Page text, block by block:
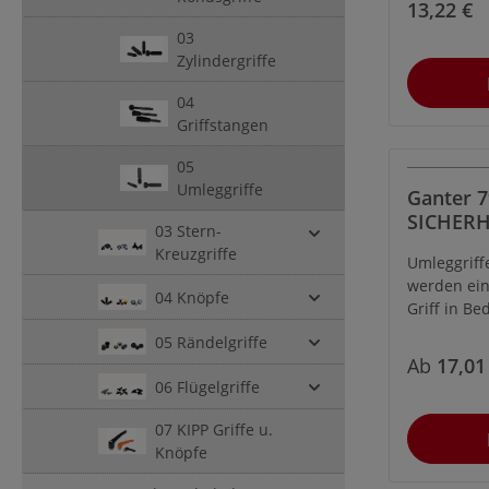
03
Zylindergriffe
04
Griffstangen
05
Umleggriffe
03 Stern-
Kreuzgriffe
04 Knöpfe
05 Rändelgriffe
06 Flügelgriffe
07 KIPP Griffe u.
Knöpfe
Bohrung
montiert
konische
gute
wodurch
Haptik
13,22 €
Ganter
werden
Griff in
den Griff
bringen,
90°
axialer
Ab